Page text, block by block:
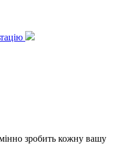
зробить кожну вашу